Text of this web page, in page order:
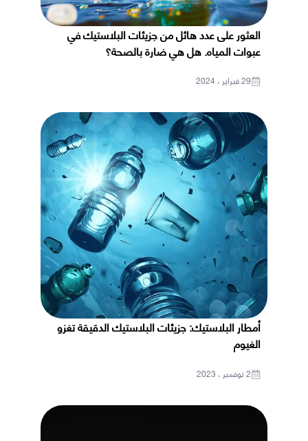
العثور على عدد هائل من جزيئات البلاستيك في
عبوات المياه. هل هي ضارة بالصحة؟
29 فبراير ، 2024
أمطار البلاستيك: جزيئات البلاستيك الدقيقة تغزو
الغيوم
2 نوفمبر ، 2023